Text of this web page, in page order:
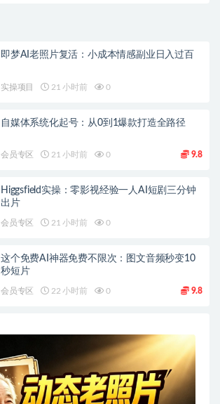
即梦AI老照片复活：小成本情感副业日入过百
实操项目 21 小时前 0
自媒体系统化起号：从0到1爆款打造全路径
会员专区 21 小时前 0 9.8
Higgsfield实操：零影视经验一人AI短剧三分钟
出片
会员专区 21 小时前 0
这个免费AI神器免费不限次：图文音频秒变10
秒短片
会员专区 22 小时前 0 9.8